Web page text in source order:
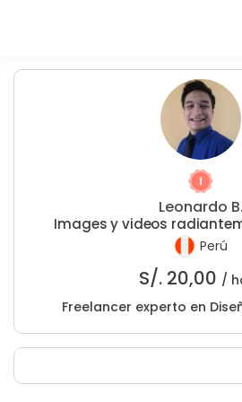
Leonardo B.
Images y videos
Perú
S/. 20,00 /
Freelancer experto en